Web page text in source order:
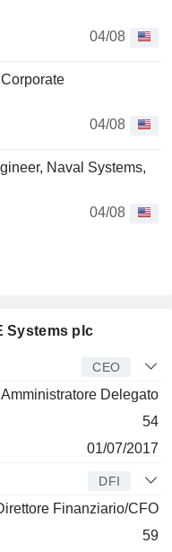
04/08
04/08
Naval Systems,
04/08
Systems plc
CEO
Amministratore Delegato
54
01/07/2017
DFI
Finanziario/CFO
59